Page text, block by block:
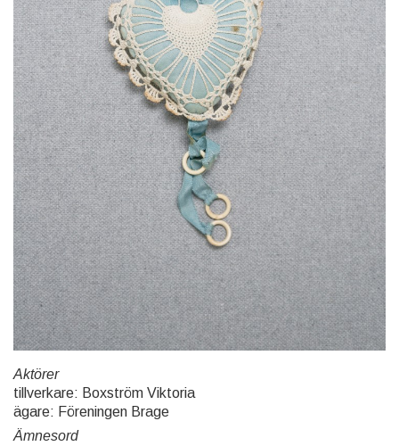
Aktörer
tillverkare: Boxström Viktoria
ägare: Föreningen Brage
Ämnesord